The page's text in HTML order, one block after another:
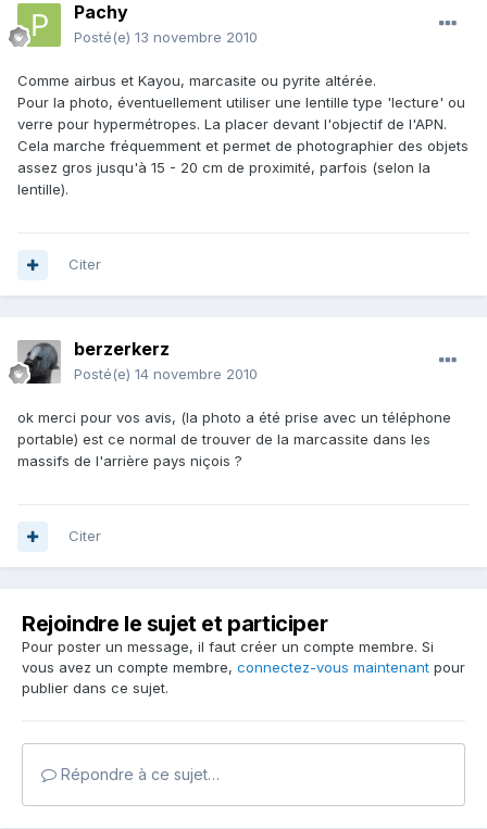
Pachy
Posté(e) 13 novembre 2010
Comme airbus et Kayou, marcasite ou pyrite altérée.
Pour la photo, éventuellement utiliser une lentille type 'lecture' ou
verre pour hypermétropes. La placer devant l'objectif de l'APN.
Cela marche fréquemment et permet de photographier des objets
assez gros jusqu'à 15 - 20 cm de proximité, parfois (selon la
lentille).
Citer
berzerkerz
Posté(e) 14 novembre 2010
ok merci pour vos avis, (la photo a été prise avec un téléphone
portable) est ce normal de trouver de la marcassite dans les
massifs de l'arrière pays niçois ?
Citer
Rejoindre le sujet et participer
Pour poster un message, il faut créer un compte membre. Si
vous avez un compte membre, connectez-vous maintenant pour
publier dans ce sujet.
Répondre à ce sujet…